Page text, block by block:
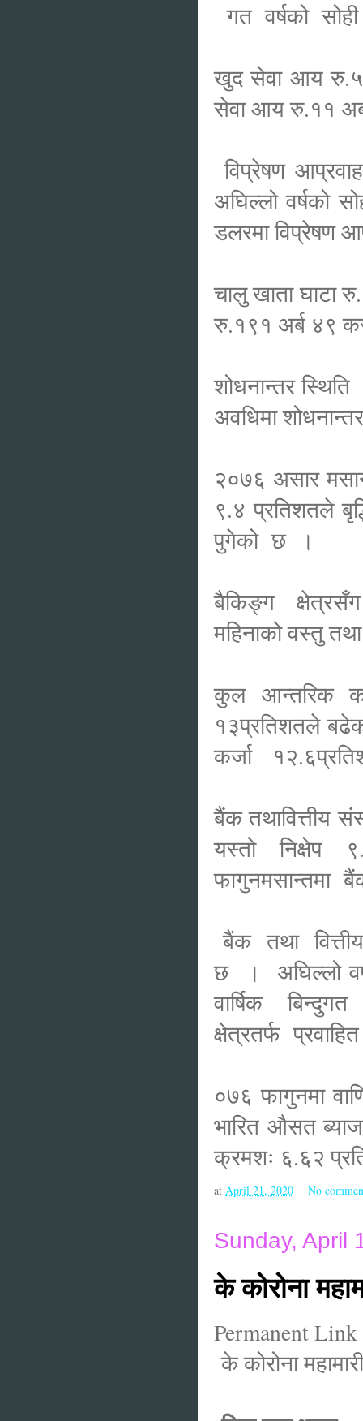
गत वर्षको
खुद सेवा आय रु.५
सेवा आय रु.११
विप्रेषण
अघिल्लो वर्षको
डलरमा विप्रेषण
चालु खाता घाटा
रु.१९१ अर्ब ४९
शोधनान्तर
अवधिमा
२०७६ असार
९.४ प्रतिशतले
पुगेको छ ।
बैकिङ्ग
महिनाको वस्तु
कुल आन्तरिक
१३प्रतिशतले
कर्जा
बैंक तथावित्तीय
यस्तो निक्षेप
फागुनमसान्तमा
बैंक तथा
छ । अघिल्लो
वार्षिक
क्षेत्रतर्फ
०७६ फागुनमा
भारित औसत
क्रमशः ६.६२
at April 21, 2020 No
Sunday, April
के कोरोना
Permanent
के कोरोना